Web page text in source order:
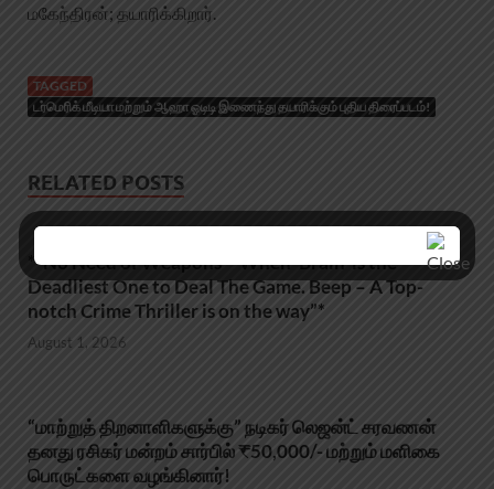
மகேந்திரன்; தயாரிக்கிறார்.
TAGGED
டர்மெரிக் மீடியா மற்றும் ஆஹா ஓடிடி இணைந்து தயாரிக்கும் புதிய திரைப்படம்!
RELATED POSTS
*”No Need of Weapons – When ‘Brain’ is the
Deadliest One to Deal The Game. Beep – A Top-
notch Crime Thriller is on the way”*
August 1, 2026
“மாற்றுத் திறனாளிகளுக்கு” நடிகர் லெஜன்ட் சரவணன்
தனது ரசிகர் மன்றம் சார்பில் ₹50,000/- மற்றும் மளிகை
பொருட்களை வழங்கினார்!